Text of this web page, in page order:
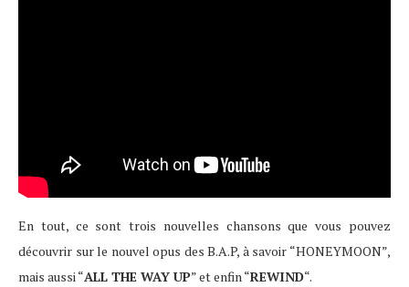
En tout, ce sont trois nouvelles chansons que vous pouvez
découvrir sur le nouvel opus des B.A.P, à savoir “HONEYMOON”,
mais aussi “ALL THE WAY UP” et enfin “REWIND“.